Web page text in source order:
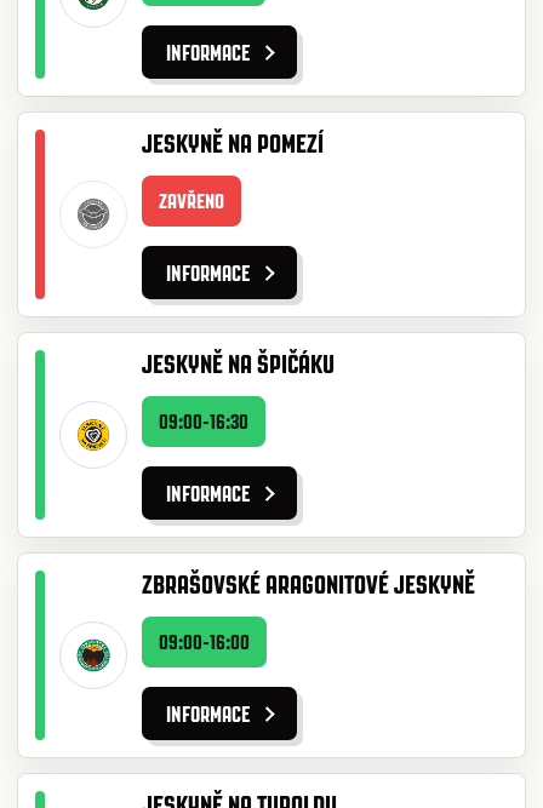
INFORMACE
JESKYNĚ NA POMEZÍ
ZAVŘENO
INFORMACE
JESKYNĚ NA ŠPIČÁKU
09:00-16:30
INFORMACE
ZBRAŠOVSKÉ ARAGONITOVÉ JESKYNĚ
09:00-16:00
INFORMACE